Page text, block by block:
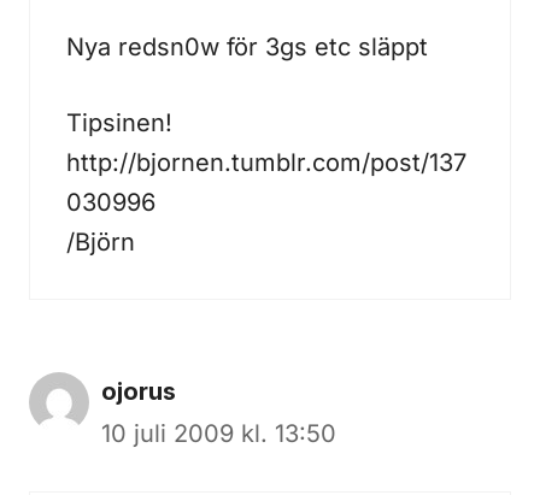
Nya redsn0w för 3gs etc släppt
Tipsinen!
http://bjornen.tumblr.com/post/137
030996
/Björn
ojorus
10 juli 2009 kl. 13:50